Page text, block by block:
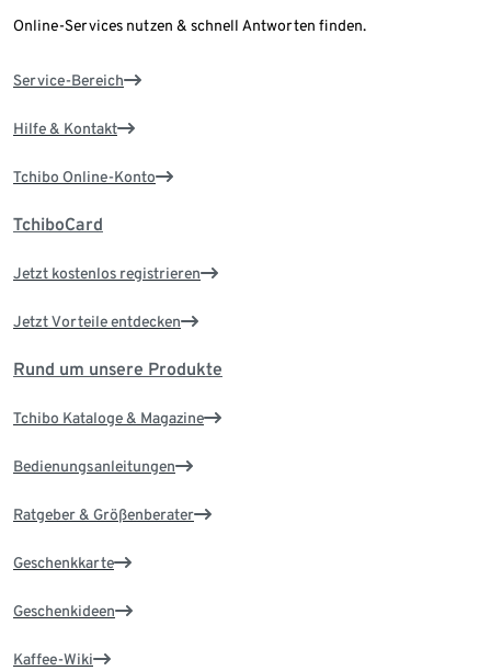
Online-Services nutzen & schnell Antworten finden.
Service-Bereich
Hilfe & Kontakt
Tchibo Online-Konto
TchiboCard
Jetzt kostenlos registrieren
Jetzt Vorteile entdecken
Rund um unsere Produkte
Tchibo Kataloge & Magazine
Bedienungsanleitungen
Ratgeber & Größenberater
Geschenkkarte
Geschenkideen
Kaffee-Wiki